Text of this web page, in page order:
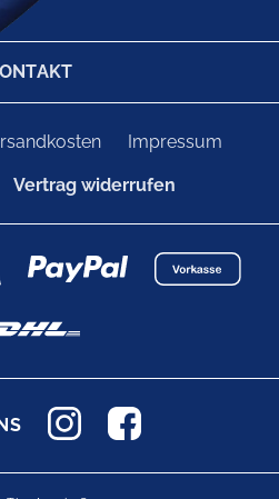
Impressum
Vertrag widerrufen